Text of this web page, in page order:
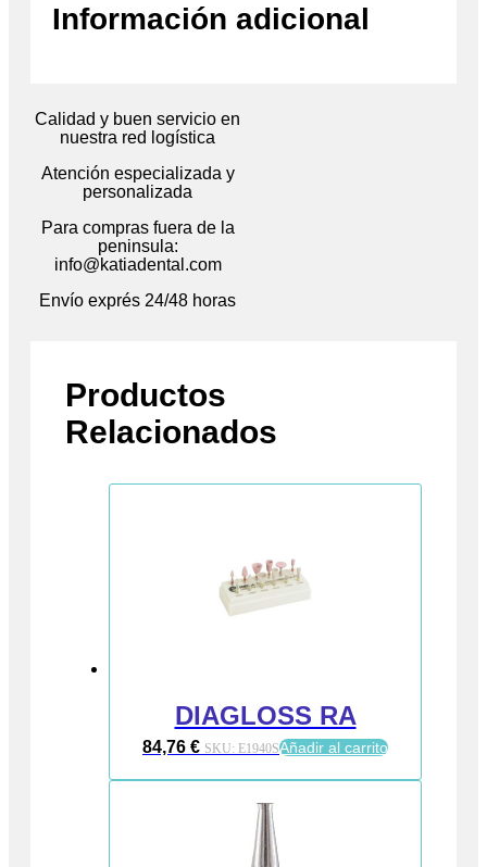
Información adicional
Calidad y buen servicio en
nuestra red logística
Atención especializada y
personalizada
Para compras fuera de la
peninsula:
info@katiadental.com
Envío exprés 24/48 horas
Productos
Relacionados
DIAGLOSS RA
84,76 € SKU: E1940SAñadir al carrito